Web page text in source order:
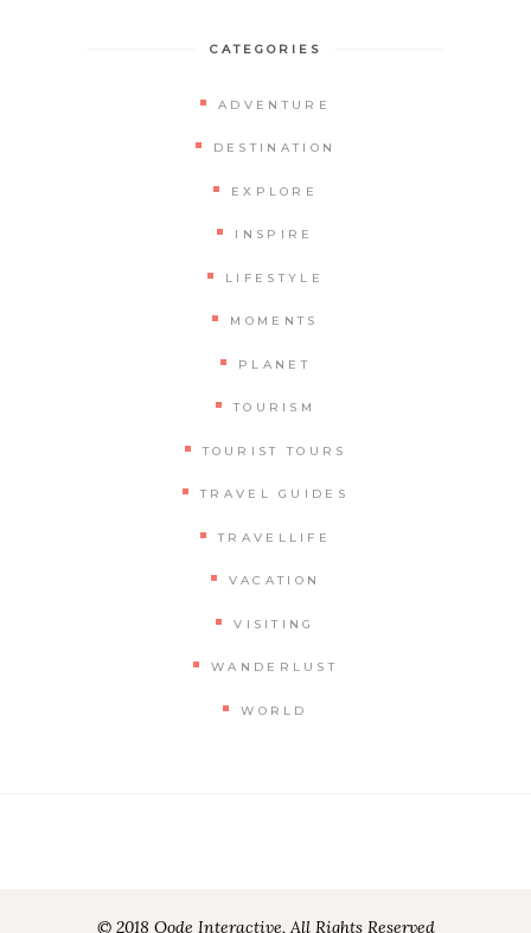
CATEGORIES
ADVENTURE
DESTINATION
EXPLORE
INSPIRE
LIFESTYLE
MOMENTS
PLANET
TOURISM
TOURIST TOURS
TRAVEL GUIDES
TRAVELLIFE
VACATION
VISITING
WANDERLUST
WORLD
© 2018 Qode Interactive, All Rights Reserved